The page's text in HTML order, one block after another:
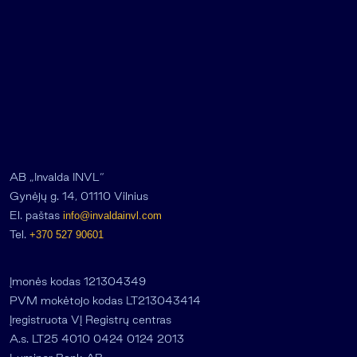
AB „Invalda INVL“
Gynėjų g. 14, 01110 Vilnius
El. paštas info@invaldainvl.com
Tel. +370 527 90601
Įmonės kodas 121304349
PVM mokėtojo kodas LT213043414
Įregistruota VĮ Registrų centras
A.s. LT25 4010 0424 0124 2013